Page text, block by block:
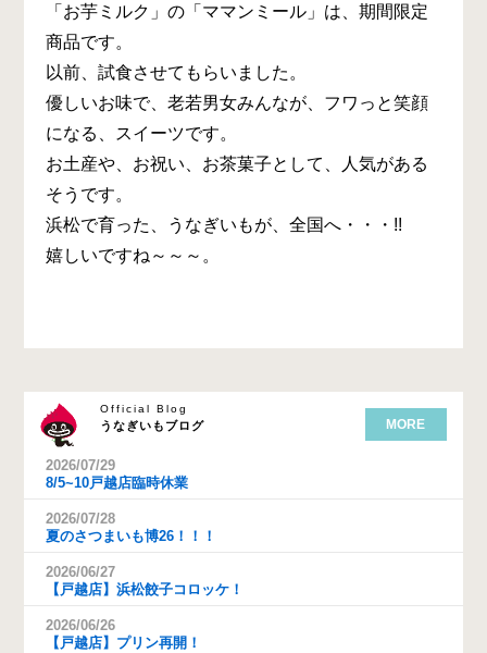
「お芋ミルク」の「ママンミール」は、期間限定
商品です。
以前、試食させてもらいました。
優しいお味で、老若男女みんなが、フワっと笑顔
になる、スイーツです。
お土産や、お祝い、お茶菓子として、人気がある
そうです。
浜松で育った、うなぎいもが、全国へ・・・!!
嬉しいですね～～～。
うなぎいもブログ
Official Blog
MORE
2026/07/29
8/5~10戸越店臨時休業
2026/07/28
夏のさつまいも博26！！！
2026/06/27
【戸越店】浜松餃子コロッケ！
2026/06/26
【戸越店】プリン再開！